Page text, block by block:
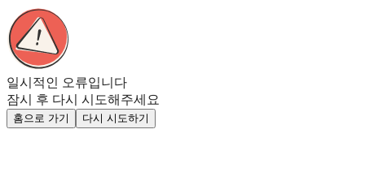
일시적인 오류입니다
잠시 후 다시 시도해주세요
홈으로 가기 다시 시도하기